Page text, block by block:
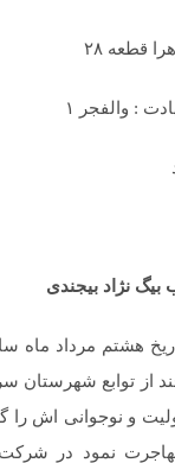
قطعه ۲۸
: والفجر ۱
بیگ نژاد بیجندی
هشتم مرداد ماه
از توابع شهرستان
و نوجوانی اش
نمود در